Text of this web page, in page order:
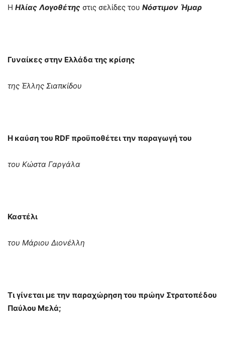
Η Ηλίας Λογοθέτης στις σελίδες του Νόστιμον Ήμαρ
Γυναίκες στην Ελλάδα της κρίσης
της Έλλης Σιαπκίδου
Η καύση του RDF προϋποθέτει την παραγωγή του
του Κώστα Γαργάλα
Καστέλι
του Μάριου Διονέλλη
Τι γίνεται με την παραχώρηση του πρώην Στρατοπέδου
Παύλου Μελά;